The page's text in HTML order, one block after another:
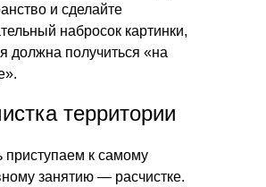
и сделайте
набросок картинки,
должна получиться «на
территории
приступаем к самому
занятию — расчистке.